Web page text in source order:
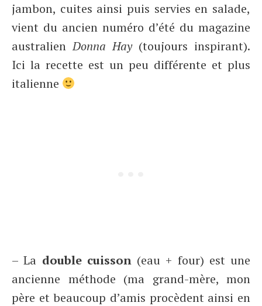
jambon, cuites ainsi puis servies en salade,
vient du ancien numéro d’été du magazine
australienDonna Hay(toujours inspirant).
Ici la recette est un peu différente et plus
italienne
– La double cuisson(eau + four) est une
ancienne méthode (ma grand-mère, mon
père et beaucoup d’amis procèdent ainsi en